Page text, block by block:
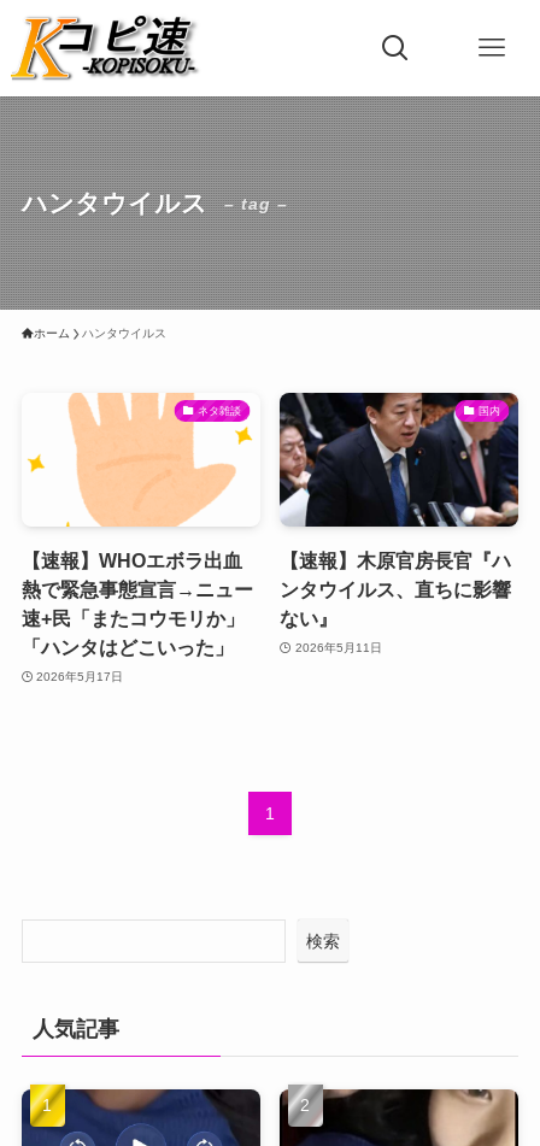
ハンタウイルス – tag –
ホーム ハンタウイルス
ネタ雑談
【速報】WHOエボラ出血
熱で緊急事態宣言→ニュー
速+民「またコウモリか」
「ハンタはどこいった」
2026年5月17日
国内
【速報】木原官房長官『ハ
ンタウイルス、直ちに影響
ない』
2026年5月11日
1
検索
人気記事